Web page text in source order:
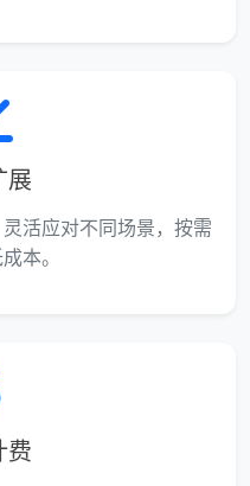
展
活应对不同场景，按需
本。
费